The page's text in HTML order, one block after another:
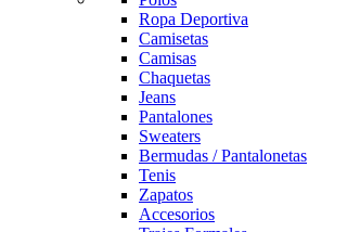
Ropa Deportiva
Camisetas
Camisas
Chaquetas
Jeans
Pantalones
Sweaters
Bermudas / Pantalonetas
Tenis
Zapatos
Accesorios